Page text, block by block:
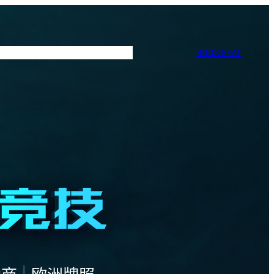
BOOK SEAT